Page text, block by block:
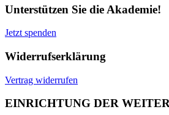
Unterstützen Sie die Akademie!
Jetzt spenden
Widerrufserklärung
Vertrag widerrufen
EINRICHTUNG DER